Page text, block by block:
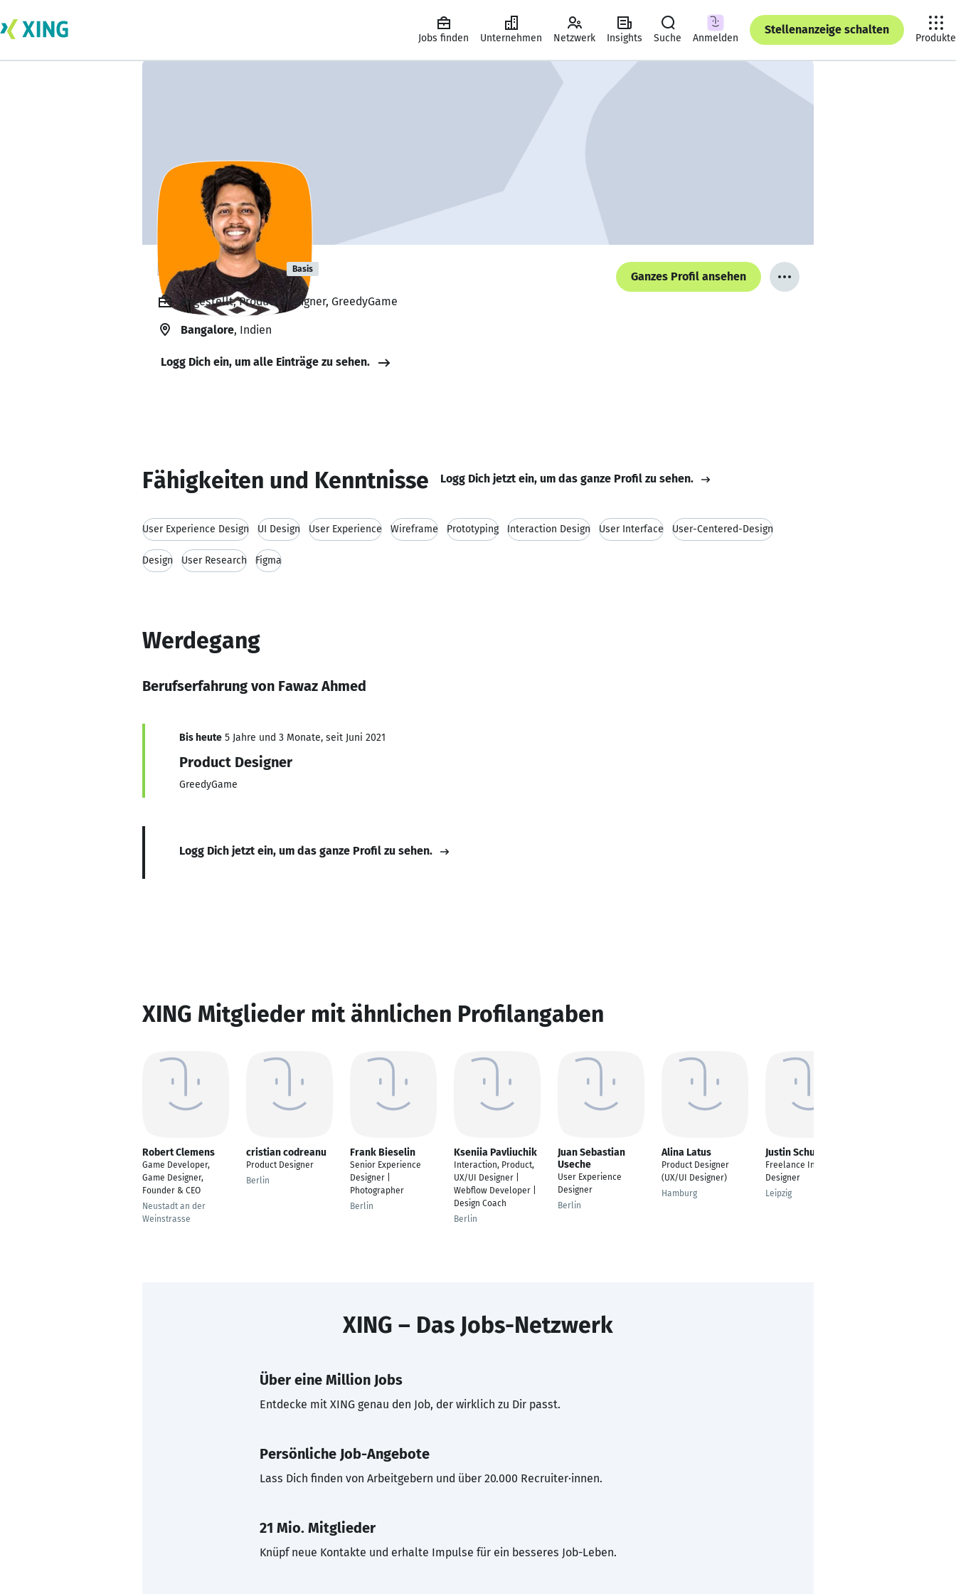
Jobs finden Unternehmen Netzwerk Insights Suche Anmelden
Stellenanzeige schalten
Produkte
Fawaz Ahmed Basis
Ganzes Profil ansehen
Angestellt, Product Designer, GreedyGame
Bangalore, Indien
Logg Dich ein, um alle Einträge zu sehen.
Fähigkeiten und Kenntnisse Logg Dich jetzt ein, um das ganze Profil zu sehen.
User Experience Design UI Design User Experience Wireframe Prototyping Interaction Design User Interface User-Centered-Design
Design User Research Figma
Werdegang
Berufserfahrung von Fawaz Ahmed
Bis heute 5 Jahre und 3 Monate, seit Juni 2021
Product Designer
GreedyGame
Logg Dich jetzt ein, um das ganze Profil zu sehen.
XING Mitglieder mit ähnlichen Profilangaben
Robert Clemens
Game Developer,
Game Designer,
Founder & CEO
Neustadt an der
Weinstrasse
cristian codreanu
Product Designer
Berlin
Frank Bieselin
Senior Experience
Designer |
Photographer
Berlin
Kseniia Pavliuchik
Interaction, Product,
UX/UI Designer |
Webflow Developer |
Design Coach
Berlin
Juan Sebastian
Useche
User Experience
Designer
Berlin
Alina Latus
Product Designer
(UX/UI Designer)
Hamburg
Justin Schueler
Freelance Interaction
Designer
Leipzig
XING – Das Jobs-Netzwerk
Über eine Million Jobs
Entdecke mit XING genau den Job, der wirklich zu Dir passt.
Persönliche Job-Angebote
Lass Dich finden von Arbeitgebern und über 20.000 Recruiter·innen.
21 Mio. Mitglieder
Knüpf neue Kontakte und erhalte Impulse für ein besseres Job-Leben.